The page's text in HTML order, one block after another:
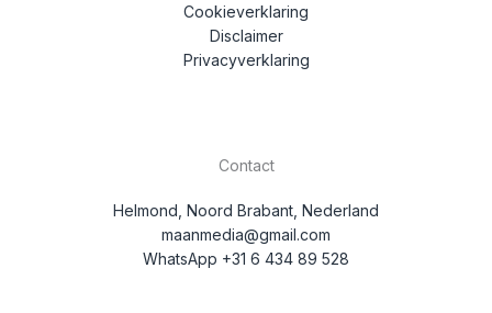
Cookieverklaring
Disclaimer
Privacyverklaring
Contact
Helmond, Noord Brabant, Nederland
maanmedia@gmail.com
WhatsApp +31 6 434 89 528